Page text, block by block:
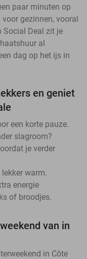
paar minuten op
gezinnen, vooral
Social Deal zit je
al
dag op het ijs in
en geniet
een korte pauze.
slagroom?
je verder
warm.
energie
of broodjes.
van in
in Côte